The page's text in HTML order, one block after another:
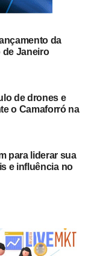
da
de Janeiro
de drones e
o Camaforró na
para liderar sua
e influência no